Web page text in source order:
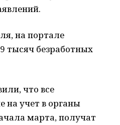
на портале
тысяч безработных
что все
на учет в органы
марта, получат